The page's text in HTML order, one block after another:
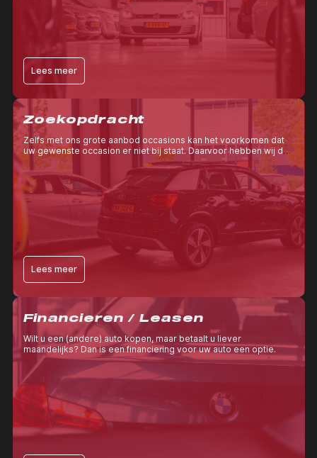
Lees meer
Zoekopdracht
Zelfs met ons grote aanbod occasions kan het voorkomen dat
uw gewenste occasion er niet bij staat. Daarvoor hebben wij de
'occasion zoekopdracht'.
Lees meer
Financieren / Leasen
Wilt u een (andere) auto kopen, maar betaalt u liever
maandelijks? Dan is een financiering voor uw auto een optie.